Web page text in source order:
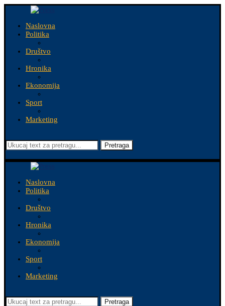
Naslovna
Politika
Društvo
Hronika
Ekonomija
Sport
Marketing
Pretraga
Naslovna
Politika
Društvo
Hronika
Ekonomija
Sport
Marketing
Pretraga